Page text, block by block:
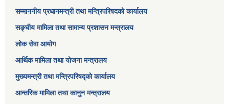
सम्माननीय प्रधानमन्त्री तथा मन्त्रिपरिषद‌को कार्यालय
सङ्‍घीय मामिला तथा सामान्य प्रशासन मन्त्रालय
लोक सेवा आयोग
आर्थिक मामिला तथा योजना मन्त्रालय​
मुख्यमन्त्री तथा मन्त्रिपरिषद्को कार्यालय
आन्तरिक मामिला तथा कानुन मन्त्रालय